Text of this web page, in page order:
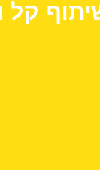
קל